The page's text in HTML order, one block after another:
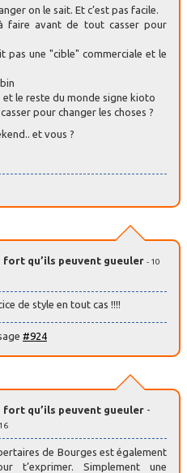
on le sait. Et c’est pas facile.
faire avant de tout casser pour
pas une "cible" commerciale et le
et le reste du monde signe kioto
pour changer les choses ?
et vous ?
fort qu’ils peuvent gueuler - 10
de style en tout cas !!!!
#924
fort qu’ils peuvent gueuler -
de Bourges est également
t’exprimer. Simplement une